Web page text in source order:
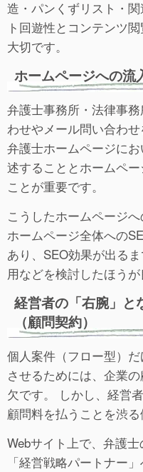
造・パンくずリスト・
ト回遊性とコンテンツ
大切です。
ホームページへの流
弁護士事務所・法律事
わせやメール問い合わせ
弁護士ホームページに
述することとホームペ
ことが重要です。
こうしたホームページ
ホームページ全体への
あり、SEO効果が出る
用などを検討したほうが
経営者の「右腕」と
（顧問契約）
個人案件（フロー型）
させるためには、企業
欠です。 しかし、経営
顧問料を払うことを渋る
Webサイト上で、弁護
「経営戦略パートナー